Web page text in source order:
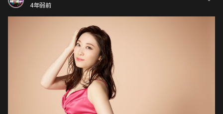
4年弱前